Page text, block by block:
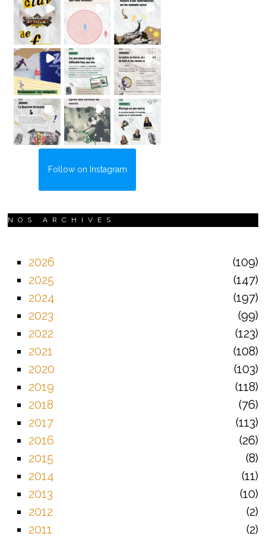
Follow on Instagram
NOS ARCHIVES
2026
109
2025
147
2024
197
2023
99
2022
123
2021
108
2020
103
2019
118
2018
76
2017
113
2016
26
2015
8
2014
11
2013
10
2012
2
2011
2